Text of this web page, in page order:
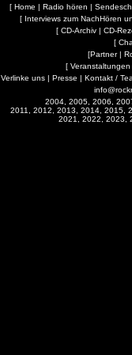
[ Home | Radio hören |
[ Interviews zum NachHören
[ CD-Archiv| CD-
[
[Partner|
[ Veranstaltungen
Verlinke uns | Presse | Kontakt /
2004, 2005, 2006,
2011, 2012, 2013, 2014, 2015,
2021, 2022, 2023,